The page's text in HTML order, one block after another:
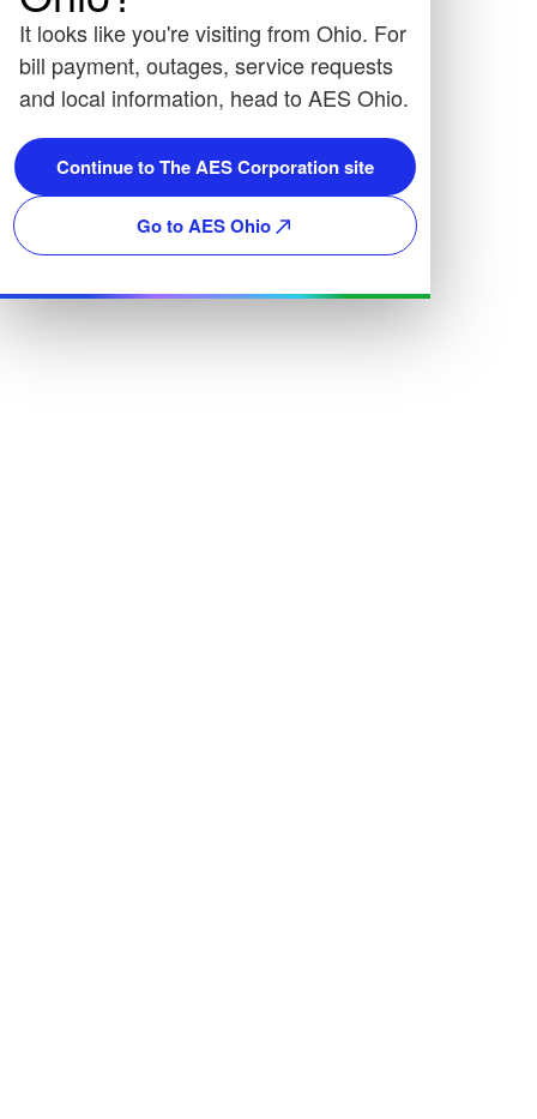
It looks like you're visiting from Ohio. For
bill payment, outages, service requests
and local information, head to AES Ohio.
Continue to The AES Corporation site
Go to AES Ohio